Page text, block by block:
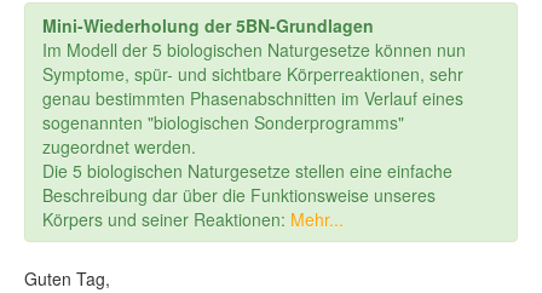
Mini-Wiederholung der 5BN-Grundlagen
Im Modell der 5 biologischen Naturgesetze können nun
Symptome, spür- und sichtbare Körperreaktionen, sehr
genau bestimmten Phasenabschnitten im Verlauf eines
sogenannten "biologischen Sonderprogramms"
zugeordnet werden.
Die 5 biologischen Naturgesetze stellen eine einfache
Beschreibung dar über die Funktionsweise unseres
Körpers und seiner Reaktionen: Mehr...
Guten Tag,